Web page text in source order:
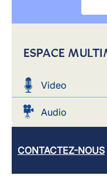
ESPACE
Video
Audio
CONTACTEZ-NOUS